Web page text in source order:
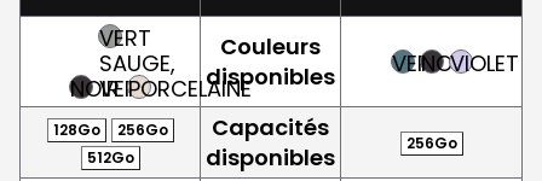
NOIR
VERT
SAUGE,
VERTPORCELAINE
Couleurs
disponibles
VERTNOIRVIOLET
128Go
256Go
512Go
Capacités
disponibles
256Go